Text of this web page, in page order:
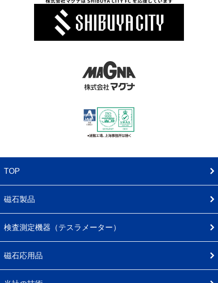
TOP
磁石製品
検査測定機器（テスラメーター）
磁石応用品